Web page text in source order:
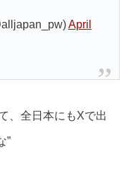
April
、全日本にもXで出
”